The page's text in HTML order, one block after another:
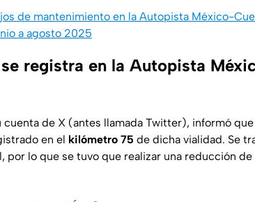
de mantenimiento en la Autopista México-
a agosto 2025
registra en la Autopista
cuenta de X (antes llamada Twitter), informó
en el kilómetro 75 de dicha vialidad. Se
por lo que se tuvo que realizar una reducción de